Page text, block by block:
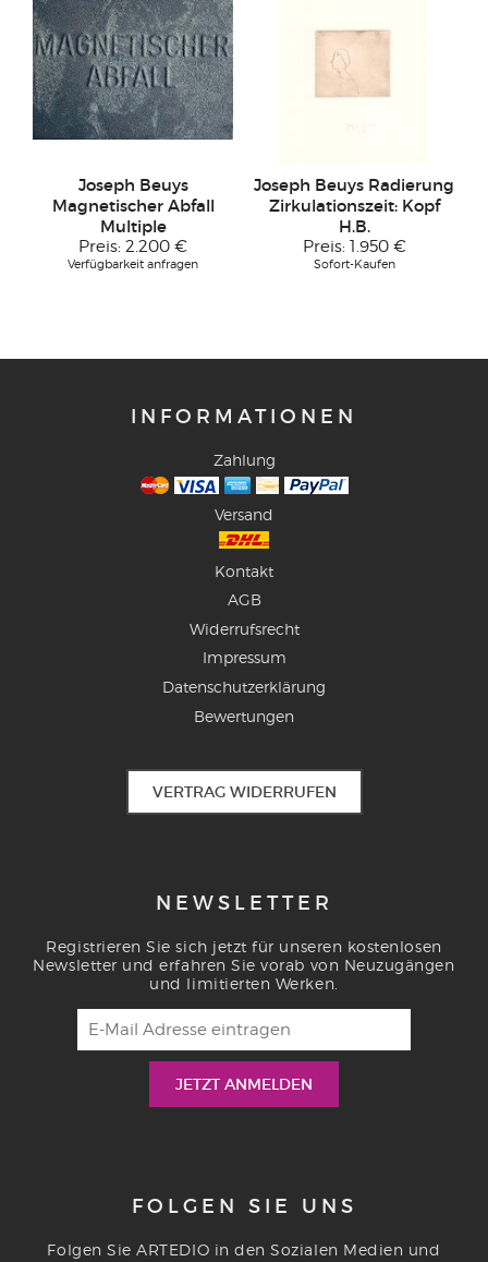
Joseph Beuys
Magnetischer Abfall
Multiple
Preis: 2.200 €
Verfügbarkeit anfragen
Joseph Beuys Radierung
Zirkulationszeit: Kopf
H.B.
Preis: 1.950 €
Sofort-Kaufen
INFORMATIONEN
Zahlung
Versand
Kontakt
AGB
Widerrufsrecht
Impressum
Datenschutzerklärung
Bewertungen
VERTRAG WIDERRUFEN
NEWSLETTER
Registrieren Sie sich jetzt für unseren kostenlosen
Newsletter und erfahren Sie vorab von Neuzugängen
und limitierten Werken.
FOLGEN SIE UNS
Folgen Sie ARTEDIO in den Sozialen Medien und